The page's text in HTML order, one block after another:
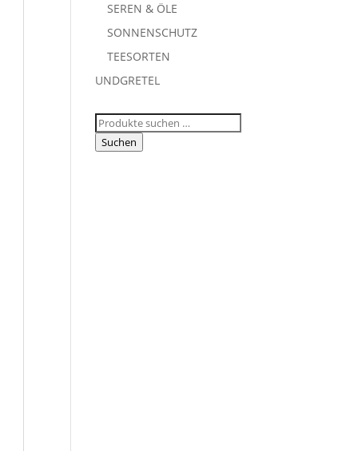
SEREN & ÖLE
SONNENSCHUTZ
TEESORTEN
UNDGRETEL
Suchen
nach:
Suchen